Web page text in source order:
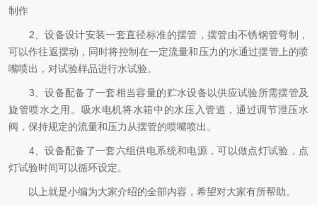
制作
2、设备设计安装一套直径标准的摆管，摆管由不锈钢管弯制，
可以作往返摆动，同时将控制在一定流量和压力的水通过摆管上的喷
嘴喷出，对试验样品进行水试验。
3、设备配备了一套相当容量的贮水设备以供应试验所需摆管及
旋管喷水之用。吸水电机将水箱中的水压入管道，通过调节泄压水
阀，保持规定的流量和压力从摆管的喷嘴喷出。
4、设备配备了一套六组供电系统和电源，可以做点灯试验，点
灯试验时间可以循环设定。
以上就是小编为大家介绍的全部内容，希望对大家有所帮助。